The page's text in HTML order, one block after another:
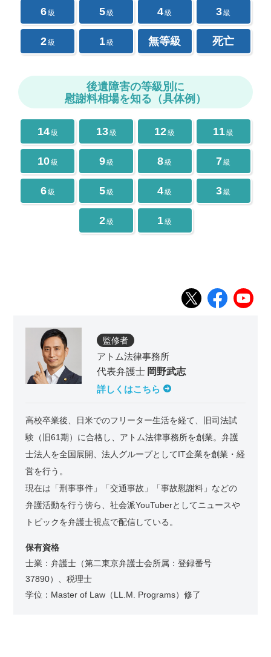
6級 5級 4級 3級
2級 1級 無等級 死亡
後遺障害の等級別に
慰謝料相場を知る（具体例）
14級 13級 12級 11級
10級 9級 8級 7級
6級 5級 4級 3級
2級 1級
監修者
アトム法律事務所
代表弁護士 岡野武志
詳しくはこちら
高校卒業後、日米でのフリーター生活を経て、旧司法試
験（旧61期）に合格し、アトム法律事務所を創業。弁護
士法人を全国展開、法人グループとしてIT企業を創業・経
営を行う。
現在は「刑事事件」「交通事故」「事故慰謝料」などの
弁護活動を行う傍ら、社会派YouTuberとしてニュースや
トピックを弁護士視点で配信している。
保有資格
士業：弁護士（第二東京弁護士会所属：登録番号
37890）、税理士
学位：Master of Law（LL.M. Programs）修了